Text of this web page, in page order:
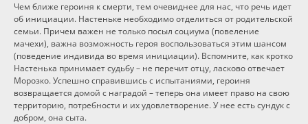
Чем ближе героиня к смерти, тем очевиднее для нас, что речь идет
об инициации. Настеньке необходимо отделиться от родительской
семьи. Причем важен не только посыл социума (повеление
мачехи), важна возможность героя воспользоваться этим шансом
(поведение индивида во время инициации). Вспомните, как кротко
Настенька принимает судьбу – не перечит отцу, ласково отвечает
Морозко. Успешно справившись с испытаниями, героиня
возвращается домой с наградой – теперь она имеет право на свою
территорию, потребности и их удовлетворение. У нее есть сундук с
добром, она сыта.